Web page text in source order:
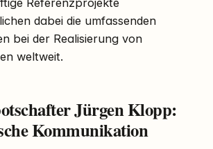
dabei die umfassenden
bei der Realisierung von
weltweit.
Jürgen Klopp:
Kommunikation